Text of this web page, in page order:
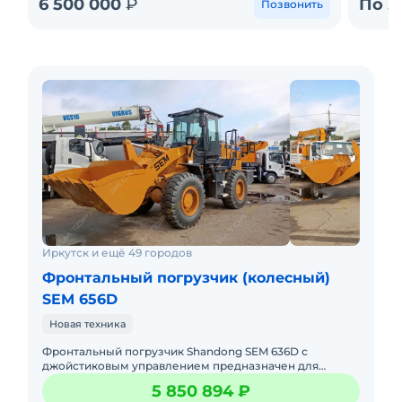
6 500 000 ₽ Позвонить По
Иркутск и ещё 49 городов
Фронтальный погрузчик (колесный)
SEM 656D
Новая техника
Фронтальный погрузчик Shandong SEM 636D с
джойстиковым управлением предназначен для
погрузки, перемещения и складирования сыпучих
материалов, таких как песок, щ
5 850 894 ₽